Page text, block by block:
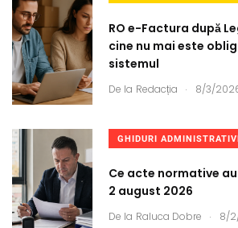
RO e-Factura după
cine nu mai este
sistemul
De la Redacția . 8/3/
GHIDURI
Ce acte normative
2 august 2026
De la Raluca Dobre . 8/